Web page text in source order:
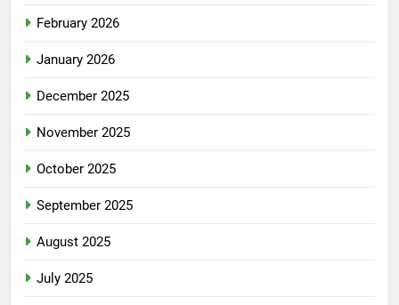
February 2026
January 2026
December 2025
November 2025
October 2025
September 2025
August 2025
July 2025